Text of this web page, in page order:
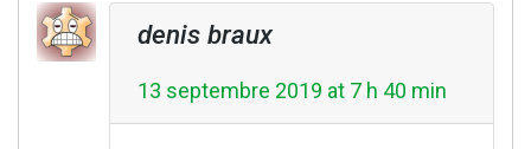
denis braux
13 septembre 2019 at 7 h 40 min